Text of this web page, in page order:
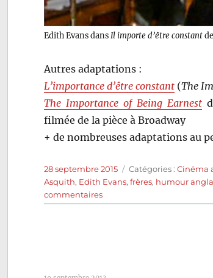
Edith Evans dansIl importe d’être constant
Autres adaptations :
L’importance d’être constant (The
The Importance of Being Earnest
filmée de la pièce à Broadway
+ de nombreuses adaptations au
Publié
le
28 septembre 2015 Catégories
Catégories :Cinéma
Asquith, Edith Evans,frères, humour
commentairessur
Il